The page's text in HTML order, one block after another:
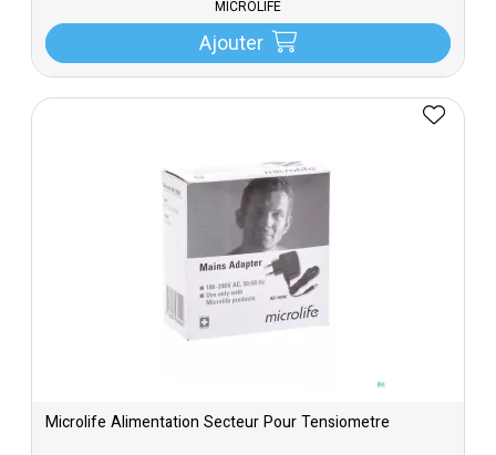
MICROLIFE
Ajouter
Microlife Alimentation Secteur Pour Tensiometre